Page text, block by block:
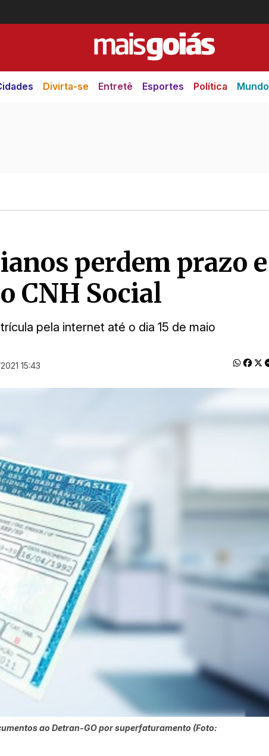
Divirta-se Entretê Esportes Política Mundo
perdem prazo e
CNH Social
pela internet até o dia 15 de maio
15:43
ao Detran-GO por superfaturamento (Foto: